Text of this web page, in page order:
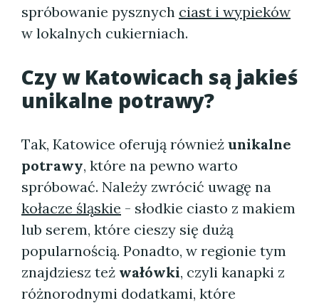
spróbowanie pysznych ciast i wypieków
w lokalnych cukierniach.
Czy w Katowicach są jakieś
unikalne potrawy?
Tak, Katowice oferują również unikalne
potrawy, które na pewno warto
spróbować. Należy zwrócić uwagę na
kołacze śląskie - słodkie ciasto z makiem
lub serem, które cieszy się dużą
popularnością. Ponadto, w regionie tym
znajdziesz też wałówki, czyli kanapki z
różnorodnymi dodatkami, które